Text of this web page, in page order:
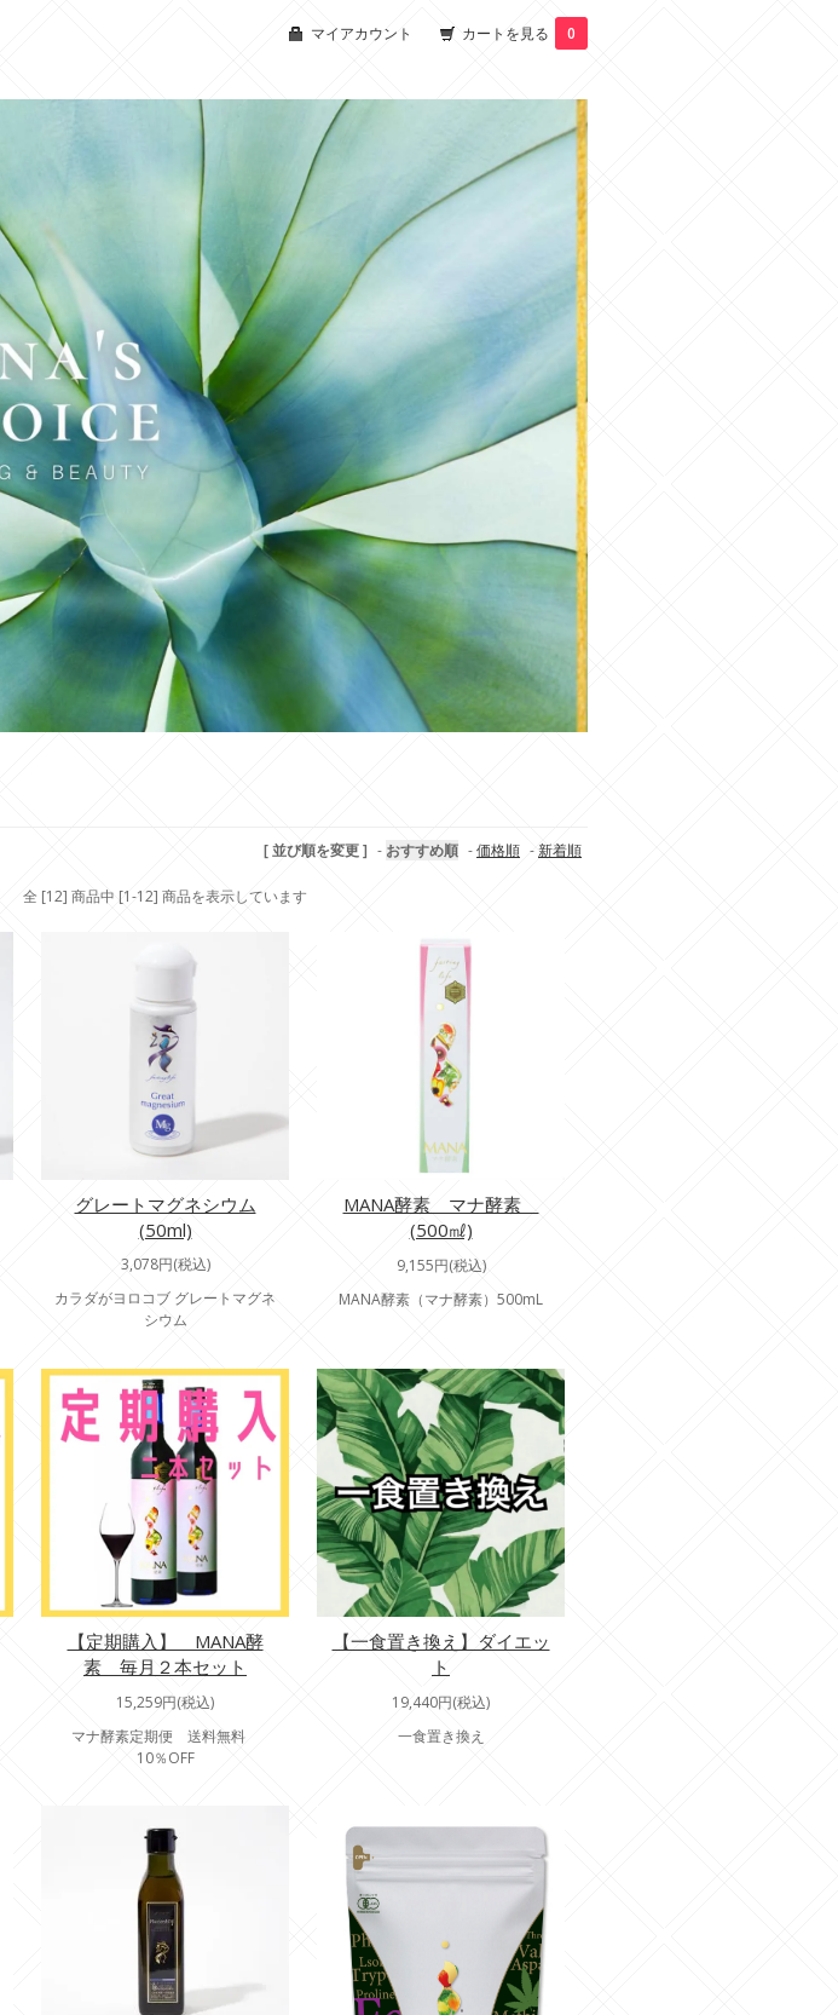
マイアカウント カートを見る 0
[ 並び順を変更 ] - おすすめ順 -価格順 -新着順
全 [12] 商品中 [1-12] 商品を表示しています
グレートマグネシウム
(50ml)
3,078円(税込)
カラダがヨロコブ グレートマグネ
シウム
MANA酵素 マナ酵素
(500㎖)
9,155円(税込)
MANA酵素（マナ酵素）500mL
【定期購入】 MANA酵
素 毎月２本セット
15,259円(税込)
マナ酵素定期便 送料無料
10％OFF
【一食置き換え】ダイエッ
ト
19,440円(税込)
一食置き換え